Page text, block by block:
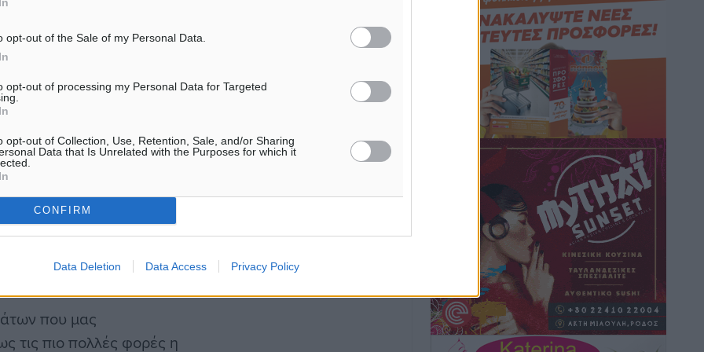
opt-out of the Sale of my Personal Data.
opt-out of processing my Personal Data for Targeted
opt-out of Collection, Use, Retention, Sale, and/or Sharing
Data that Is Unrelated with the Purposes for which it
CONFIRM
Data Deletion Data Access Privacy Policy
οργάνων αφού
η κοινωνία.
των Κασιωτών που
Δ.Σ. , όσο και εκτός
που μας
τις πιο πολλές φορές η
Τουρνάς για φωτιές: «Κανένα
περιθώριο εφησυχασμού» – Σε πλήρη
ετοιμότητα ο μηχανισμός
• πριν 22 ώρες
Καιρός: Επιμένουν οι υψηλές
θερμοκρασίες – Ισχυρά μελτέμια έως 9
μποφόρ, σε «Red Code» 6 περιοχές
Τοπικές Ειδήσεις πριν 22 ώρες
Τα φοιτητικά ενοίκια «τινάζουν στον
αέρα» τους οικογενειακούς
προϋπολογισμούς
• πριν 23 ώρες
Δύο νέοι ξενώνες παραδόθηκαν στις
Ένοπλες Δυνάμεις στη νήσο Ρω